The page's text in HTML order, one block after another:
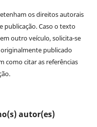
os direitos autorais
publicação. Caso o texto
outro veículo, solicita-se
publicado
como citar as referências
autor(es)